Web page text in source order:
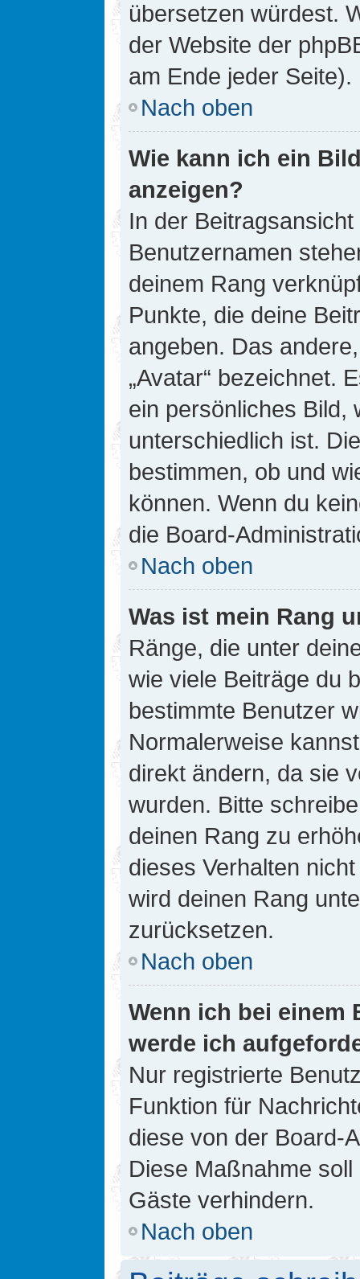
übersetzen würdest.
der Website der
am Ende jeder Seite).
Nach oben
Wie kann ich ein
anzeigen?
In der
Benutzernamen
deinem Rang
Punkte, die deine
angeben. Das
„Avatar“ bezeichnet.
ein persönliches Bild,
unterschiedlich ist.
bestimmen, ob und
können. Wenn du
die Board-
Nach oben
Was ist mein Rang
Ränge, die unter
wie viele Beiträge du
bestimmte Benutzer
Normalerweise
direkt ändern, da sie
wurden. Bitte
deinen Rang zu
dieses Verhalten
wird deinen Rang
zurücksetzen.
Nach oben
Wenn ich bei einem
werde ich
Nur registrierte
Funktion für
diese von der Board-
Diese Maßnahme
Gäste verhindern.
Nach oben